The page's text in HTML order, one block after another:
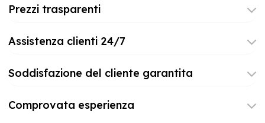
Prezzi trasparenti
Assistenza clienti 24/7
Soddisfazione del cliente garantita
Comprovata esperienza